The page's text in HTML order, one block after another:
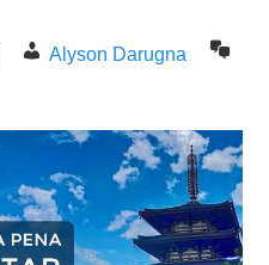
Alyson Darugna